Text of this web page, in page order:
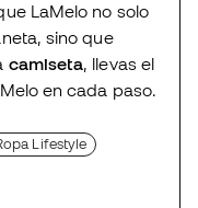
LaMelo no solo
sino que
camiseta, llevas el
en cada paso.
Lifestyle